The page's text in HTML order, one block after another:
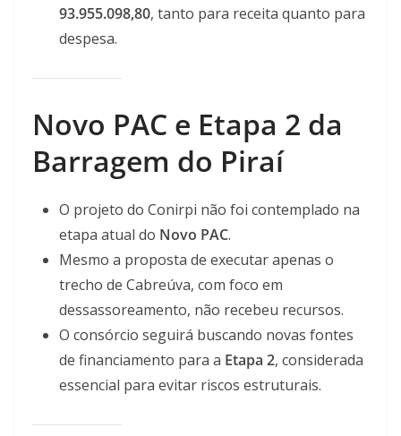
93.955.098,80, tanto para receita quanto para
despesa.
Novo PAC e Etapa 2 da
Barragem do Piraí
O projeto do Conirpi não foi contemplado na
etapa atual do Novo PAC.
Mesmo a proposta de executar apenas o
trecho de Cabreúva, com foco em
dessassoreamento, não recebeu recursos.
O consórcio seguirá buscando novas fontes
de financiamento para a Etapa 2, considerada
essencial para evitar riscos estruturais.